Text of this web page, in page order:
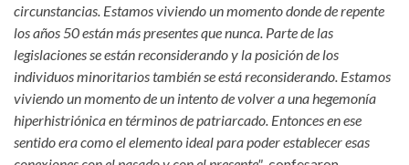
circunstancias. Estamos viviendo un momento donde de repente
los años 50 están más presentes que nunca. Parte de las
legislaciones se están reconsiderando y la posición de los
individuos minoritarios también se está reconsiderando. Estamos
viviendo un momento de un intento de volver a una hegemonía
hiperhistriónica en términos de patriarcado. Entonces en ese
sentido era como el elemento ideal para poder establecer esas